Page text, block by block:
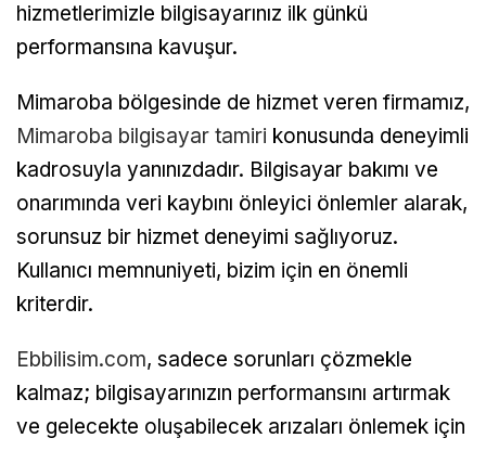
hizmetlerimizle bilgisayarınız ilk günkü
performansına kavuşur.
Mimaroba bölgesinde de hizmet veren firmamız,
Mimaroba bilgisayar tamiri konusunda deneyimli
kadrosuyla yanınızdadır. Bilgisayar bakımı ve
onarımında veri kaybını önleyici önlemler alarak,
sorunsuz bir hizmet deneyimi sağlıyoruz.
Kullanıcı memnuniyeti, bizim için en önemli
kriterdir.
Ebbilisim.com, sadece sorunları çözmekle
kalmaz; bilgisayarınızın performansını artırmak
ve gelecekte oluşabilecek arızaları önlemek için